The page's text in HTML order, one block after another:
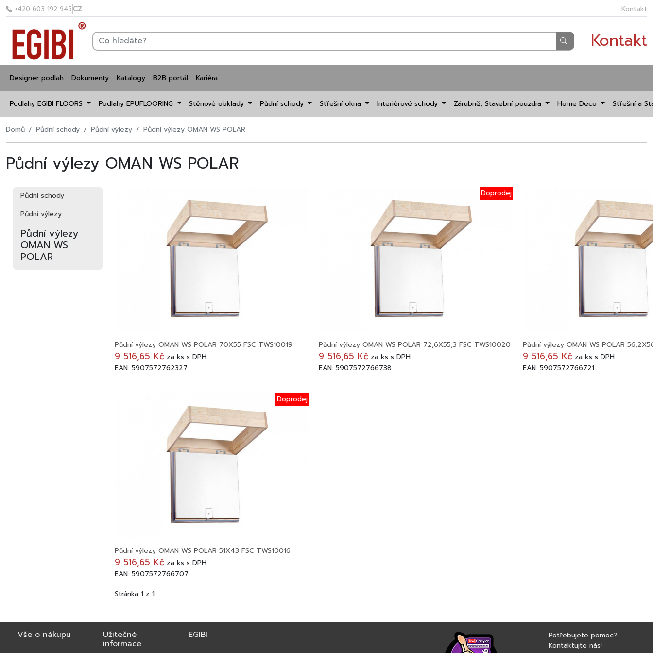
+420 603 192 945CZ Kontakt
Kontakt
Designer podlah Dokumenty Katalogy B2B portál Kariéra
Podlahy EGIBI FLOORS Podlahy EPUFLOORING Stěnové obklady Půdní schody Střešní okna Interiérové schody Zárubně, Stavební pouzdra Home Deco Střešní a
Domů Půdní schody Půdní výlezy Půdní výlezy OMAN WS POLAR
Půdní výlezy OMAN WS POLAR
Půdní schody
Půdní výlezy
Půdní výlezy
OMAN WS
POLAR
Půdní výlezy OMAN WS POLAR 70X55 FSC TWS10019
9 516,65 Kč za ks s DPH
EAN: 5907572762327
Doprodej
Půdní výlezy OMAN WS POLAR 72,6X55,3 FSC TWS10020
9 516,65 Kč zaks s DPH
EAN: 5907572766738
Půdní výlezy OMAN WS POLAR
9 516,65 Kč zaks s DPH
EAN: 5907572766721
Doprodej
Půdní výlezy OMAN WS POLAR 51X43 FSC TWS10016
9 516,65 Kč za ks s DPH
EAN: 5907572766707
Stránka 1 z 1
Vše o nákupu Užitečné
informace
EGIBI
Potřebujete pomoc?
Kontaktujte nás!